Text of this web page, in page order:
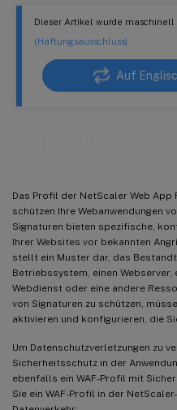
Dieser Artikel wurde maschinell
(Haftungsausschluss)
Auf
Das Profil der NetScaler Web App
schützen Ihre Webanwendungen
Signaturen bieten spezifische,
Ihrer Websites vor bekannten
stellt ein Muster dar, das
Betriebssystem, einen Webserver,
Webdienst oder eine andere
von Signaturen zu schützen,
aktivieren und konfigurieren, die
Um Datenschutzverletzungen zu
Sicherheitsschutz in der
ebenfalls ein WAF-Profil mit
Sie ein WAF-Profil in der